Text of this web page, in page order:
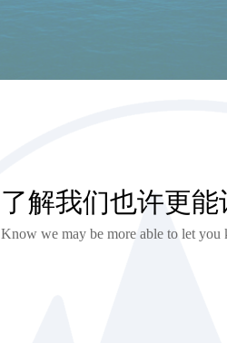
了解我们也许更
Know we may be more able to let